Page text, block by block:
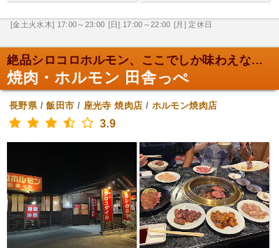
[金土火水木] 17:00～23:00 [日] 17:00～22:00 [月] 定休日
絶品シロコロホルモン、ここでしか味わえない！
焼肉・ホルモン 田舎っぺ
長野県/飯田市 / 座光寺 焼肉店 / ホルモン焼肉店
3.9